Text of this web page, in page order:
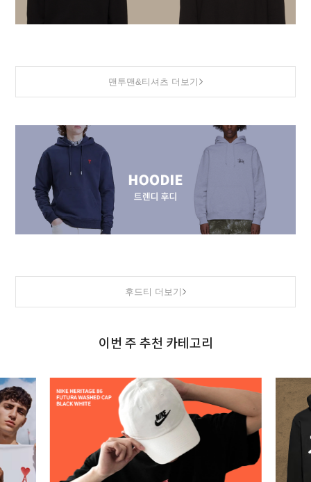
맨투맨&티셔츠 더보기
후드티 더보기
이번 주 추천 카테고리